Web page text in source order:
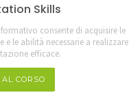
Skills
consente di acquisire le
e le abilità necessarie a realizzare
efficace.
CORSO